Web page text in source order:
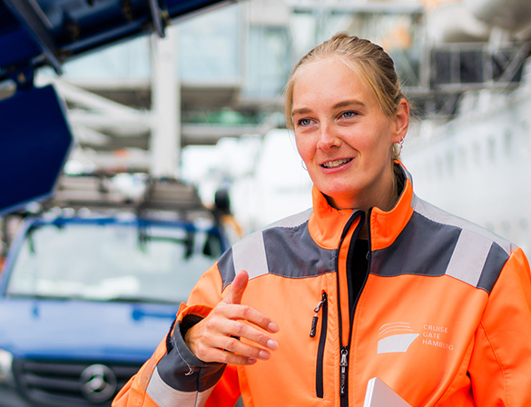
Center der HPA
aller Verkehrsmeldungen im Hafen am